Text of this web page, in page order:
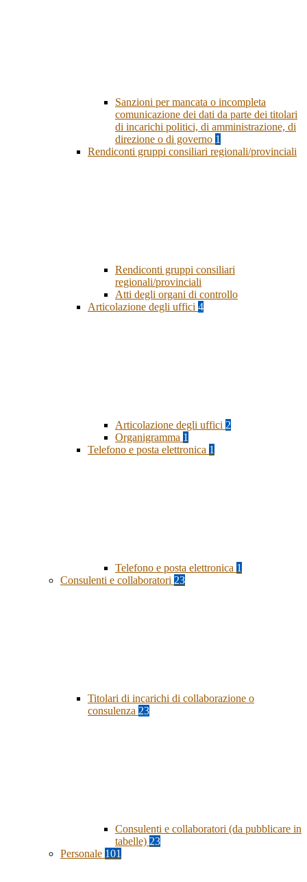
Sanzioni per mancata o incompleta
comunicazione dei dati da parte dei titolari
di incarichi politici, di amministrazione, di
direzione o di governo 1
Rendiconti gruppi consiliari regionali/provinciali
Rendiconti gruppi consiliari
regionali/provinciali
Atti degli organi di controllo
Articolazione degli uffici 4
Articolazione degli uffici 2
Organigramma 1
Telefono e posta elettronica 1
Telefono e posta elettronica 1
Consulenti e collaboratori 23
Titolari di incarichi di collaborazione o
consulenza 23
Consulenti e collaboratori (da pubblicare in
tabelle) 23
Personale 101